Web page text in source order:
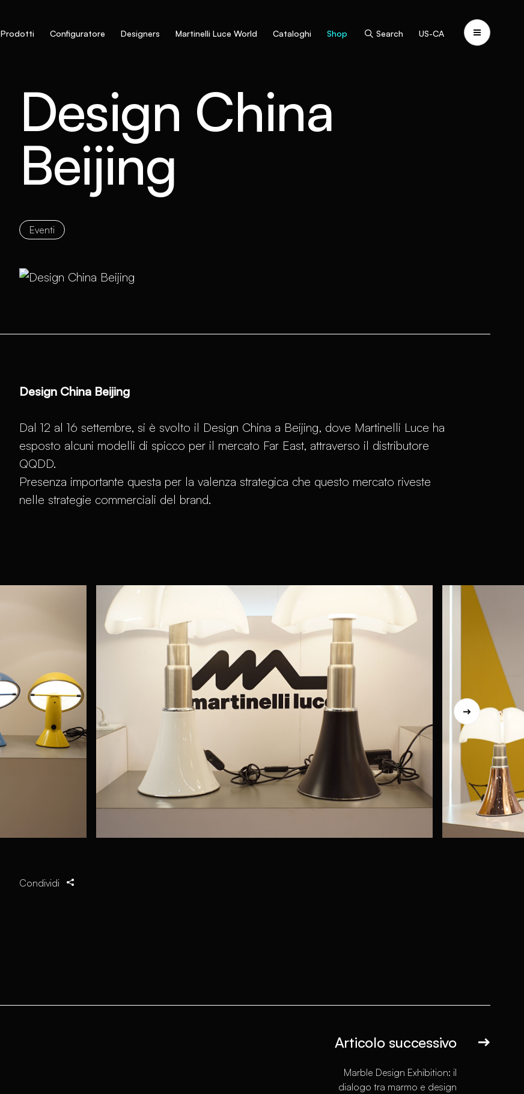
Prodotti Configuratore Designers Martinelli Luce World Cataloghi Shop Search US-CA
Design China
Beijing
Eventi
Design China Beijing
Dal 12 al 16 settembre, si è svolto il Design China a Beijing, dove Martinelli Luce ha
esposto alcuni modelli di spicco per il mercato Far East, attraverso il distributore
QQDD.
Presenza importante questa per la valenza strategica che questo mercato riveste
nelle strategie commerciali del brand.
Condividi
Articolo successivo
Marble Design Exhibition: il
dialogo tra marmo e design